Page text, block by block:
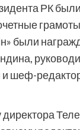
РК
были
шеф-